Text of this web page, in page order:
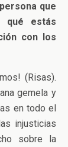
que
qué estás
con los
(Risas).
gemela y
en todo el
injusticias
sobre la